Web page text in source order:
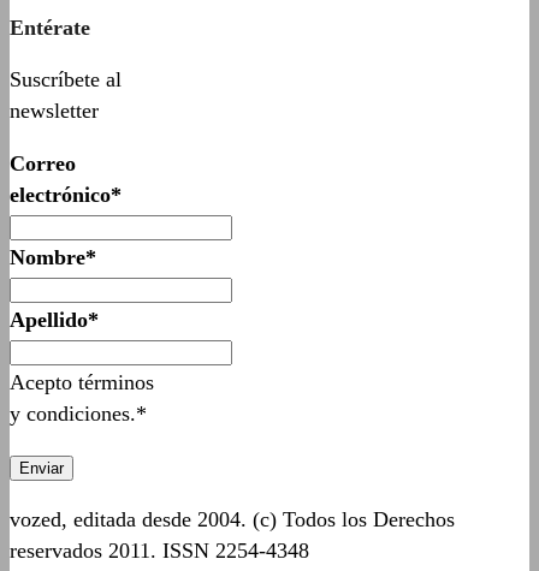
Entérate
Suscríbete al
newsletter
Correo
electrónico*
Nombre*
Apellido*
Acepto términos
y condiciones.*
vozed, editada desde 2004. (c) Todos los Derechos
reservados 2011. ISSN 2254-4348